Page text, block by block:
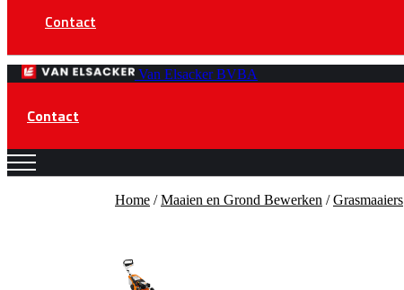
Contact
Van Elsacker BVBA
Contact
Home /Maaien en Grond Bewerken /Grasmaaiers